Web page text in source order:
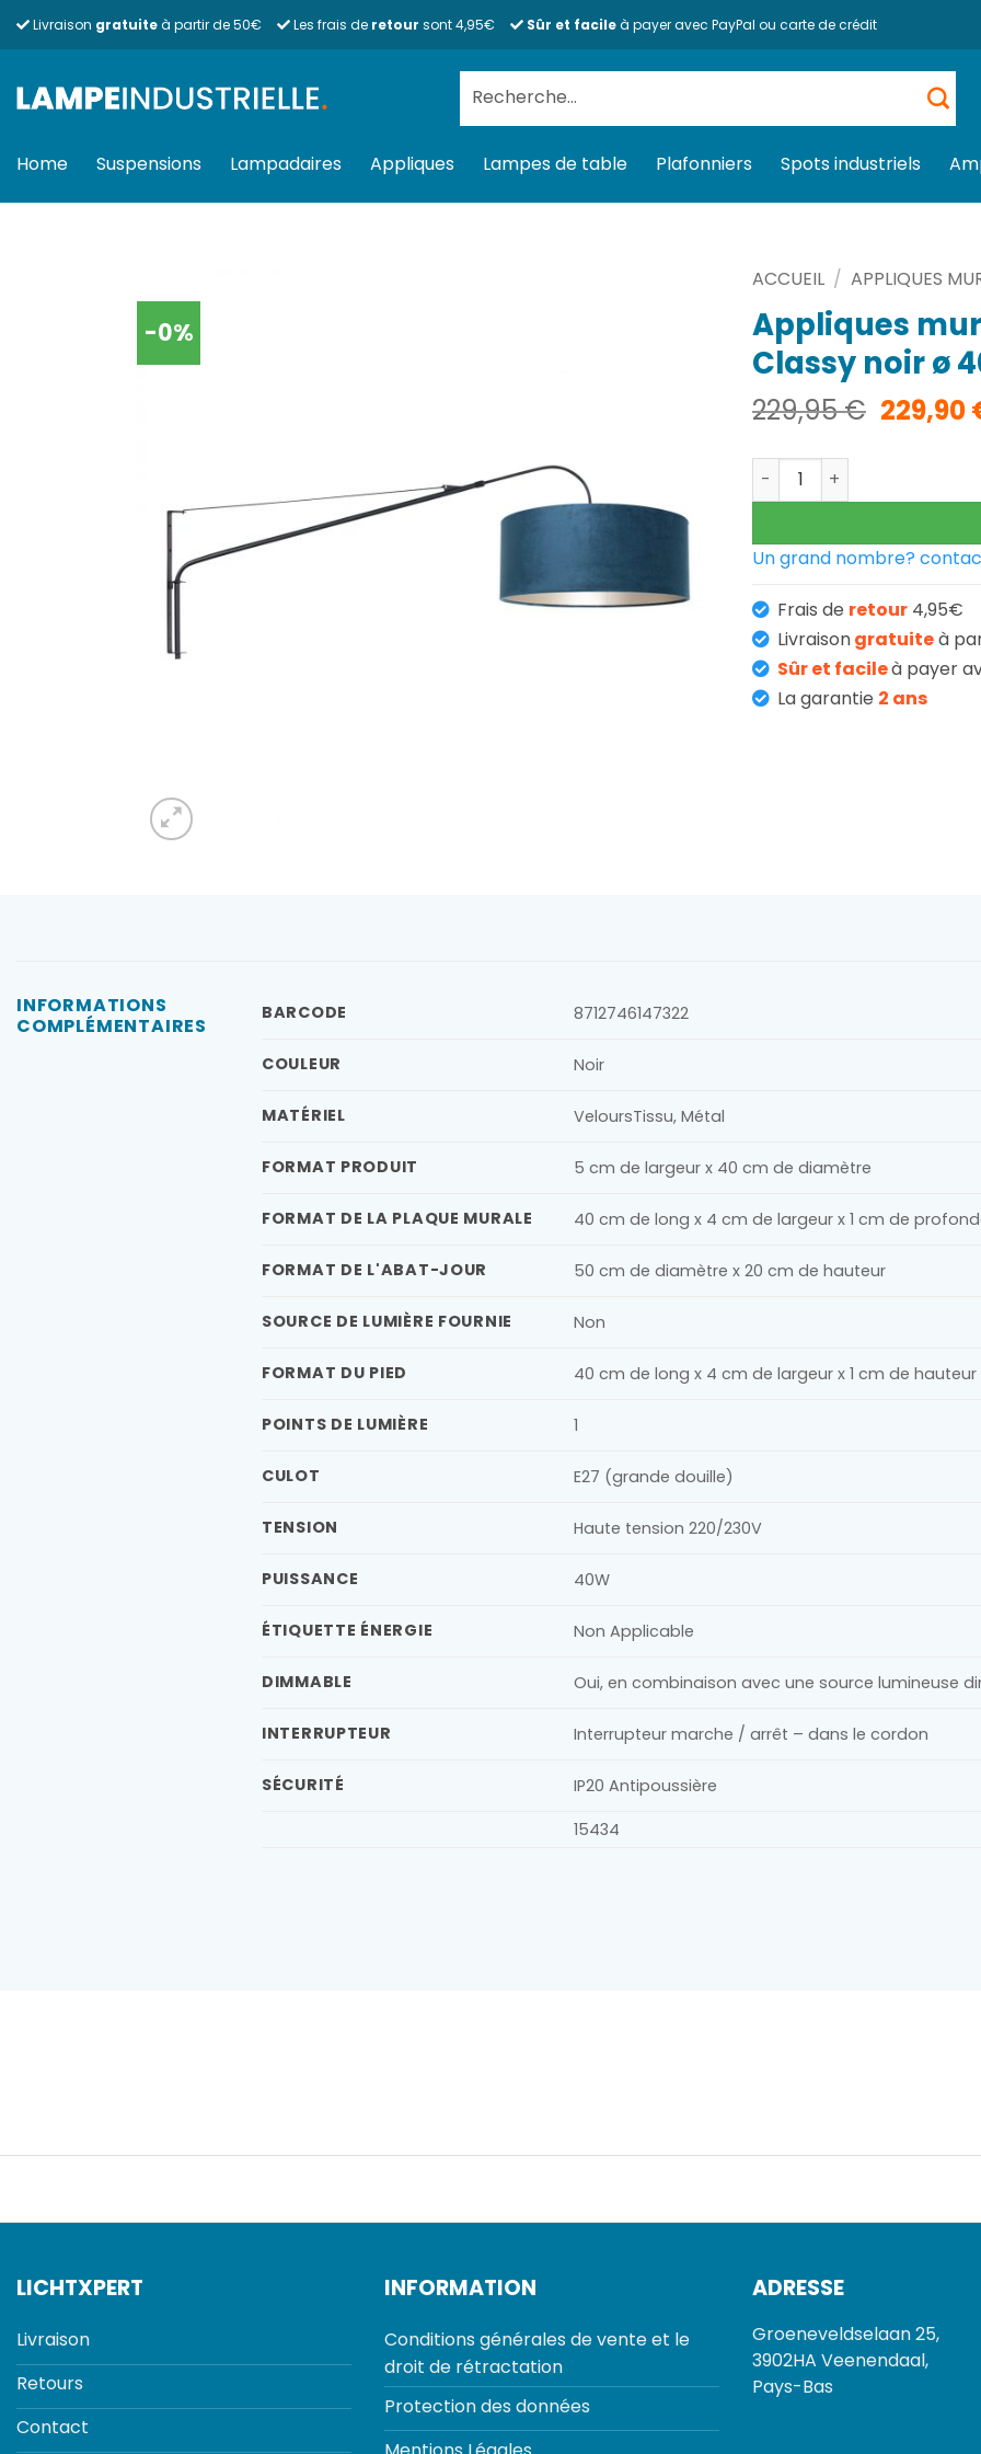
Livraison gratuiteà partir de 50€ Les frais de retour sont 4,95€ Sûr et facileà payer avec PayPal ou carte de crédit
pour :
Home Suspensions Lampadaires Appliques Lampes de table Plafonniers Spots industriels
-0%
ACCUEIL / APPLIQUES
Appliques
Classy noir ø
229,95€ Le
229,95
229,90
quantité de Appliques
Un grand nombre?
Frais de retour 4,95€
Livraisongratuiteà
Sûr et facileà payer
La garantie 2 ans
INFORMATIONS
COMPLÉMENTAIRES
BARCODE 8712746147322
COULEUR Noir
MATÉRIEL VeloursTissu, Métal
FORMAT PRODUIT 5 cm de largeur x 40 cm de diamètre
FORMAT DE LA PLAQUE MURALE 40 cm de long x 4 cm de largeur x 1 cm de
FORMAT DE L'ABAT-JOUR 50 cm de diamètre x 20 cm de hauteur
SOURCE DE LUMIÈRE FOURNIE Non
FORMAT DU PIED 40 cm de long x 4 cm de largeur x 1 cm de hauteur
POINTS DE LUMIÈRE 1
CULOT E27 (grande douille)
TENSION Haute tension 220/230V
PUISSANCE 40W
ÉTIQUETTE ÉNERGIE Non Applicable
DIMMABLE Oui, en combinaison avec une source
INTERRUPTEUR Interrupteur marche / arrêt – dans le cordon
SÉCURITÉ
IP20 Antipoussière
15434
LICHTXPERT
Livraison
Retours
Contact
INFORMATION
Conditions générales de vente et le
droit de rétractation
Protection des données
ADRESSE
Groeneveldselaan 25,
3902HA Veenendaal,
Pays-Bas